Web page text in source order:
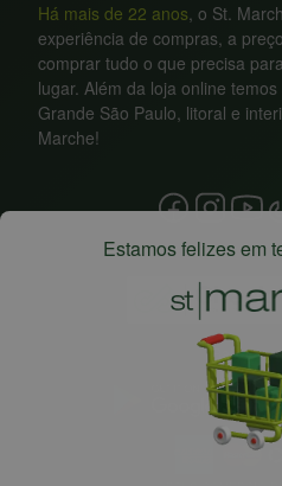
Há mais de 22 anos, o St.
experiência de compras, a
comprar tudo o que precisa
lugar. Além da loja online
Grande São Paulo, litoral e
Marche!
Baixe
Estamos felizes em